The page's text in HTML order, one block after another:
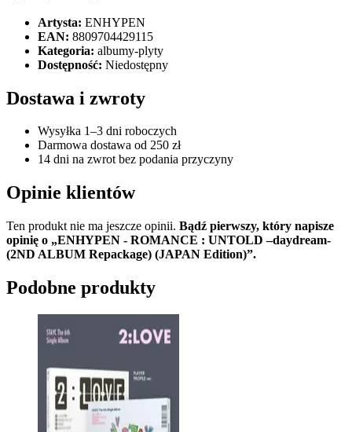
Artysta: ENHYPEN
EAN: 8809704429115
Kategoria: albumy-plyty
Dostępność: Niedostępny
Dostawa i zwroty
Wysyłka 1–3 dni roboczych
Darmowa dostawa od 250 zł
14 dni na zwrot bez podania przyczyny
Opinie klientów
Ten produkt nie ma jeszcze opinii. Bądź pierwszy, który napisze
opinię o „ENHYPEN - ROMANCE : UNTOLD –daydream-
(2ND ALBUM Repackage) (JAPAN Edition)”.
Podobne produkty